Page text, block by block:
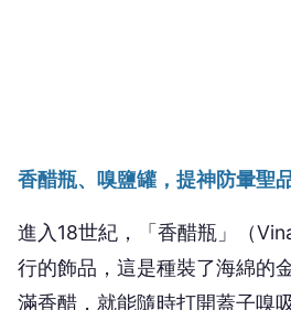
香醋瓶、嗅鹽罐，提神防暈聖
進入 18世紀，「香醋瓶」（
行的飾品，這是種裝了海綿的
滿香醋，就能隨時打開蓋子嗅